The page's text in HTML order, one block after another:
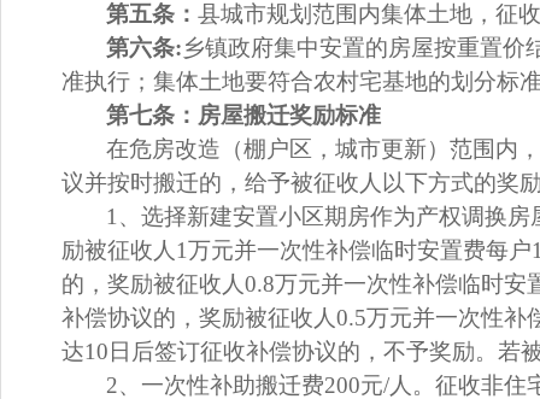
第五条：县城市规划范围内集体土地，征
第六条:乡镇政府集中安置的房屋按重置价
准执行；集体土地要符合农村宅基地的划分标
第七条：房屋搬迁奖励标准
在危房改造（棚户区 ，城市更新）范围内
议并按时搬迁的，给予被征收人以下方式的奖
1、选择新建安置小区期房作为产权调换房
励被征收人 1万元并一次性补偿临时安置费每户
的，奖励被征收人0.8万元并一次性补偿临时安
补偿协议的，奖励被征收人0.5万元并一次性补
达10日后签订征收补偿协议的，不予奖励。 若
2、一次性补助搬迁费200元/人。征收非住